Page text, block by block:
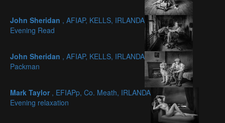
John Sheridan , AFIAP, KELLS, IRLANDA
Evening Read
John Sheridan , AFIAP, KELLS, IRLANDA
Packman
Mark Taylor , EFIAPp, Co. Meath, IRLANDA
Evening relaxation